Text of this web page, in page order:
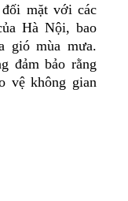
đối mặt với các
Hà Nội, bao
gió mùa mưa.
đảm bảo rằng
vệ không gian